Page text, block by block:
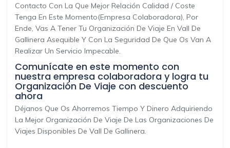
Contacto Con La Que Mejor Relación Calidad / Coste
Tenga En Este Momento(empresa Colaboradora), Por
Ende, Vas A Tener Tu Organización De Viaje En Vall De
Gallinera Asequible Y Con La Seguridad De Que Os Van A
Realizar Un Servicio Impecable.
Comunícate en este momento con
nuestra empresa colaboradora y logra tu
Organización De Viaje con descuento
ahora
Déjanos Que Os Ahorremos Tiempo Y Dinero Adquiriendo
La Mejor Organización De Viaje De Las Organizaciones De
Viajes Disponibles De Vall De Gallinera.